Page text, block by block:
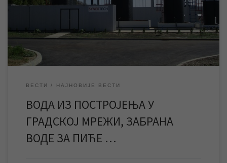
при пуном капацитету рада постројења. Ово тестирање
подразумева да се комплетна вода којом се снабдева град
пушта у водоводну мрежу преко постројења […]
ВЕСТИ НАЈНОВИЈЕ ВЕСТИ
ВОДА ИЗ ПОСТРОЈЕЊА У
ГРАДСКОЈ МРЕЖИ, ЗАБРАНА
ВОДЕ ЗА ПИЋЕ …